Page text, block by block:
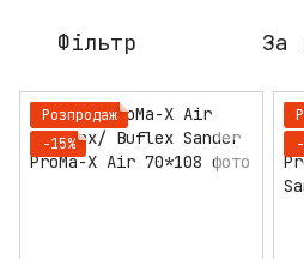
Фільтр За
Розпродаж
−15%